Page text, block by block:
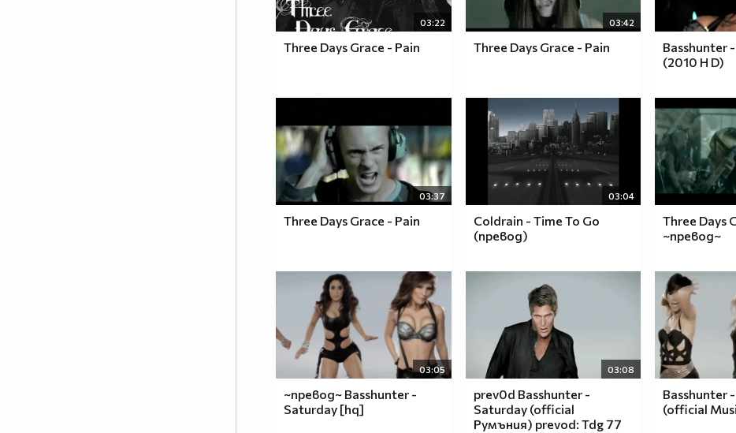
03:22
Three Days Grace - Pain
03:42
Three Days Grace - Pain
Basshunter
(2010 H D)
03:37
Three Days Grace - Pain
03:04
Coldrain - Time To Go
(превод)
Three Days
~превод~
03:05
~превод~ Basshunter -
Saturday [hq]
03:08
prev0d Basshunter -
Saturday (official
Румъния) prevod: Tdg 77
Basshunter
(official